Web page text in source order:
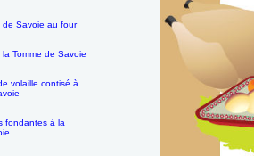
de Savoie au four
Tomme de Savoie
volaille contisé à
fondantes à la